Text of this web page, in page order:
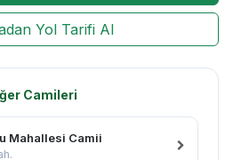
Yol Tarifi Al
Camileri
Mahallesi Camii